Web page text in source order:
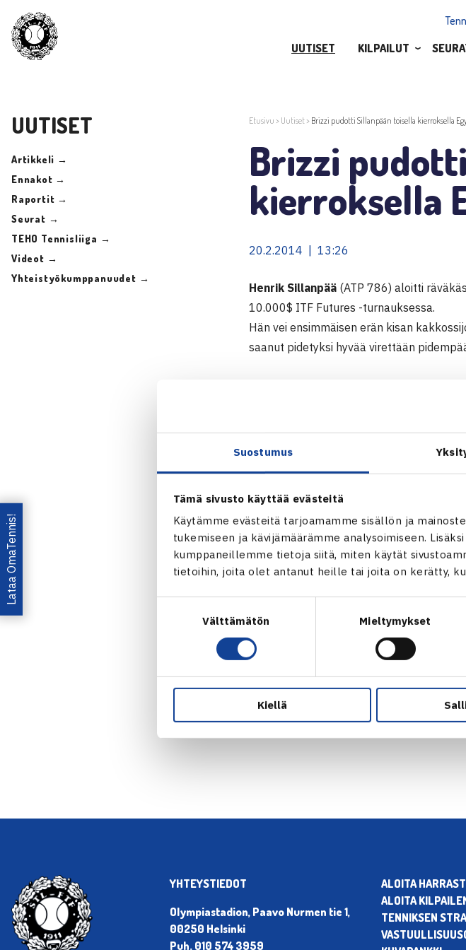
Suostumus
Tämä sivusto käyttää evästeitä
Käytämme evästeitä tarjoamamme sisällön ja
tukemiseen ja kävijämäärämme analysoimiseen.
kumppaneillemme tietoja siitä, miten käytät
tietoihin, joita olet antanut heille tai joita on kerätty,
Välttämätön Mieltymykset
Kiellä
UUTISET
KILPAILUT
UUTISET
Artikkeli →
Ennakot →
Raportit →
Seurat →
TEHO Tennisliiga →
Videot →
Yhteistyökumppanuudet →
Etusivu > Uutiset> Brizzi pudotti Sillanpään toisella kierroksella
Brizzi
kierroksella
20.2.2014 | 13:26
Henrik Sillanpää (ATP 786) aloitti
10.000$ ITF Futures -turnauksessa.
Hän vei ensimmäisen erän kisan
saanut pidetyksi hyvää virettään
← Edellinen
Lataa OmaTennis!
YHTEYSTIEDOT
Olympiastadion, Paavo Nurmen tie 1,
00250 Helsinki
Puh. 010 574 3959
ALOITA
ALOITA
TENNIKSEN